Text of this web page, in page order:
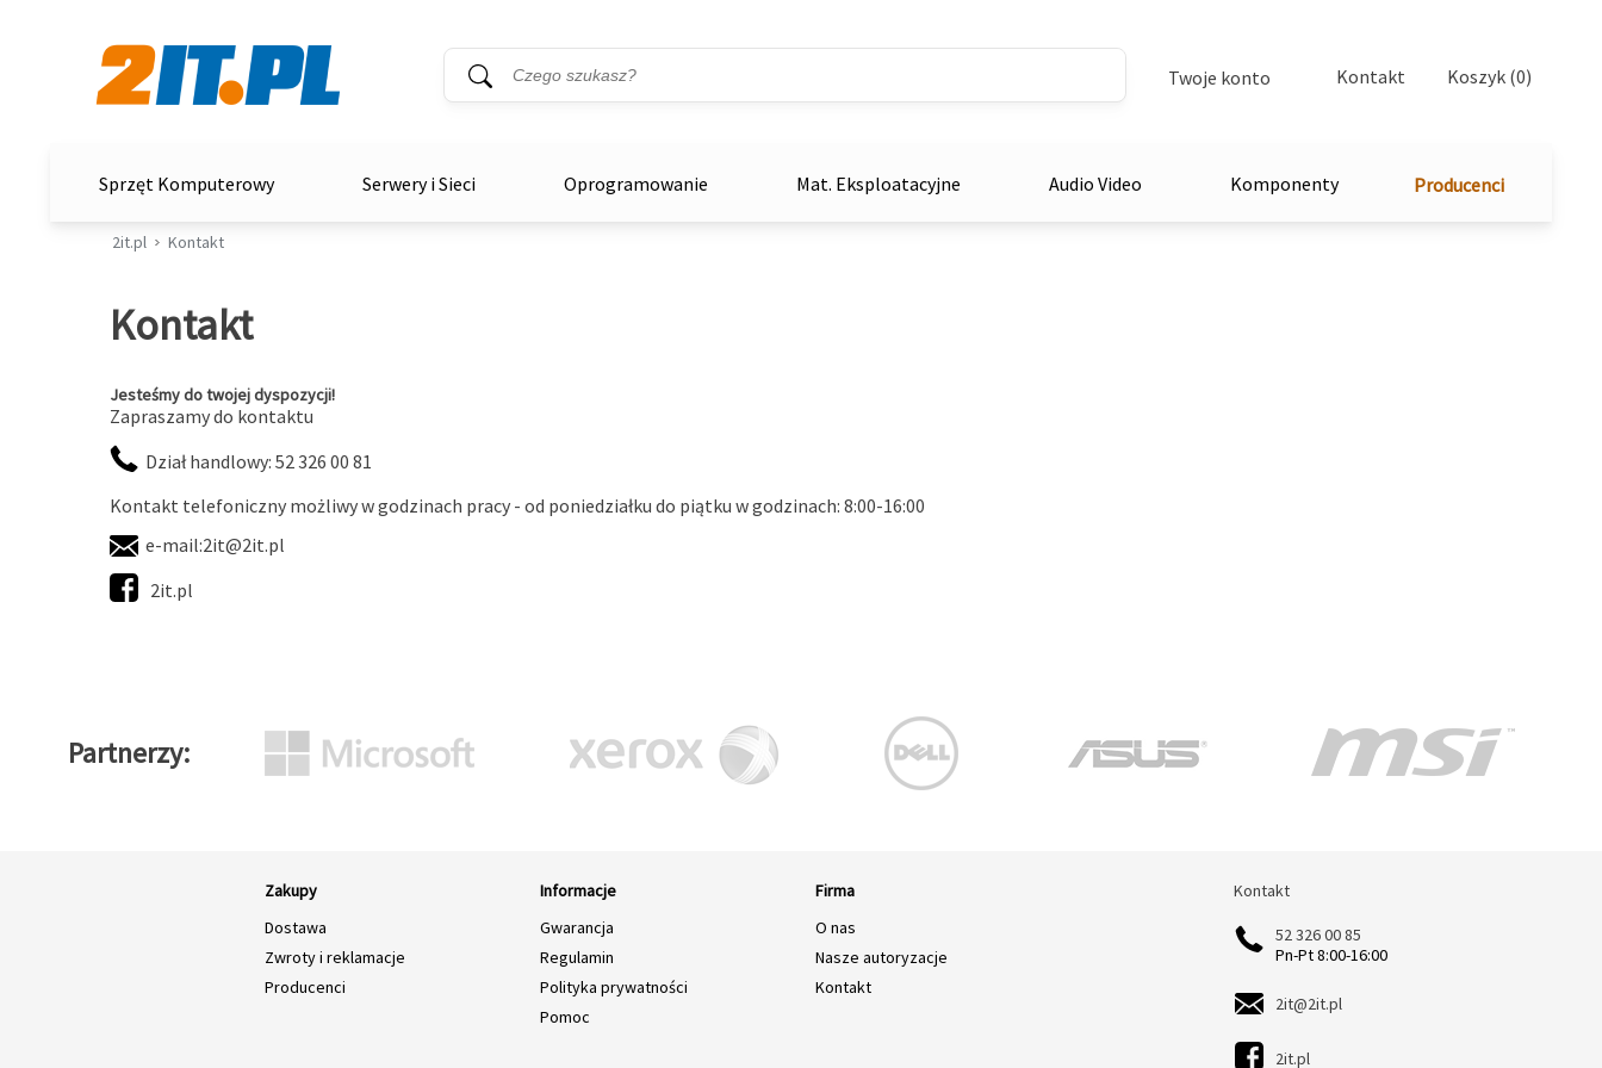
Wyszukiwarka
Słowo kluczowe
Twoje konto Kontakt Koszyk (0)
Sprzęt Komputerowy Serwery i Sieci Oprogramowanie Mat. Eksploatacyjne Audio Video Komponenty Producenci
2it.pl Kontakt
Kontakt
Jesteśmy do twojej dyspozycji!
Zapraszamy do kontaktu
Dział handlowy:52 326 00 81
Kontakt telefoniczny możliwy w godzinach pracy - od poniedziałku do piątku w godzinach: 8:00-16:00
e-mail:2it@2it.pl
2it.pl
Partnerzy
Zakupy
Dostawa
Zwroty i reklamacje
Producenci
Informacje
Gwarancja
Regulamin
Polityka prywatności
Pomoc
Firma
O nas
Nasze autoryzacje
Kontakt
Kontakt
Kontakt
52 326 00 85
Pn-Pt 8:00-16:00
2it@2it.pl
2it.pl